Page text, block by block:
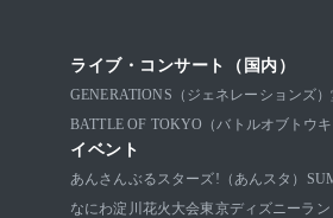
ライブ・コンサート（国内）
GENERATIONS（ジェネレーションズ）
BATTLE OF TOKYO（バトルオブトウキ
イベント
あんさんぶるスターズ!（あんスタ）
なにわ淀川花火大会東京ディズニーラン